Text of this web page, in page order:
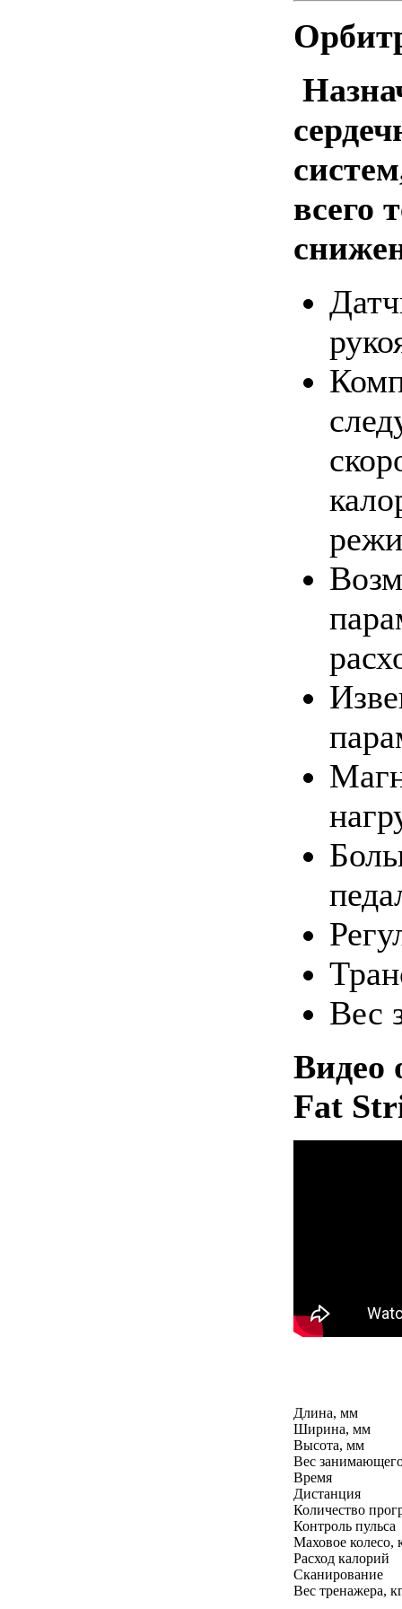
всего
Вес
Видео
Fat
Длина, мм
Ширина, мм
Высота, мм
Вес
Время
Дистанция
Количество
Контроль пульса
Маховое колесо,
Расход калорий
Сканирование
Вес тренажера,